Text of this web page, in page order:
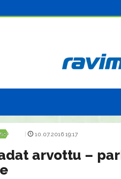
10.07.2016 19:17
arvottu –